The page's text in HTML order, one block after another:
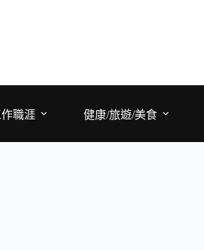
職涯 健康/旅遊/美食